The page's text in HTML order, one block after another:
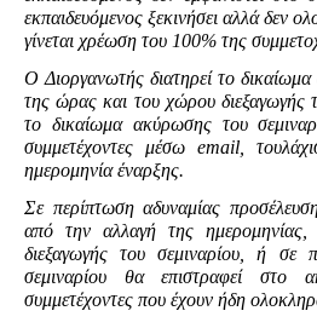
εκπαιδευόμενος ξεκινήσει αλλά δεν
γίνεται χρέωση του 100% της
Ο Διοργανωτής διατηρεί το δικαίωμα
της ώρας και του χώρου διεξαγωγής
το δικαίωμα ακύρωσης του
συμμετέχοντες μέσω email,
ημερομηνία έναρξης.
Σε περίπτωση αδυναμίας
από την αλλαγή της
διεξαγωγής του σεμιναρίου, ή σε
σεμιναρίου θα επιστραφεί στο
συμμετέχοντες που έχουν ήδη